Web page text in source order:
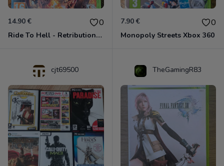
14.90 € 0
Ride To Hell - Retribution Xbox 360
7.90 € 0
Monopoly Streets Xbox 360
cjt69500 TheGamingR83